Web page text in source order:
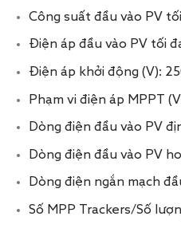
Công suất đầu vào PV
Điện áp đầu vào PV tối
Điện áp khởi động (V):
Phạm vi điện áp MPPT
Dòng điện đầu vào PV
Dòng điện đầu vào PV
Dòng điện ngắn mạch
Số MPP Trackers/Số